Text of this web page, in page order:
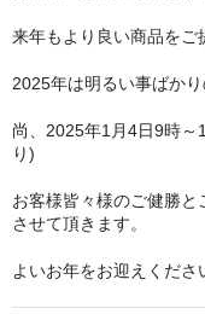
来年もより良い商品をご
2025年は明るい事ばか
尚、2025年1月4日9時～
り)
お客様皆々様のご健勝と
させて頂きます。
よいお年をお迎えくださ